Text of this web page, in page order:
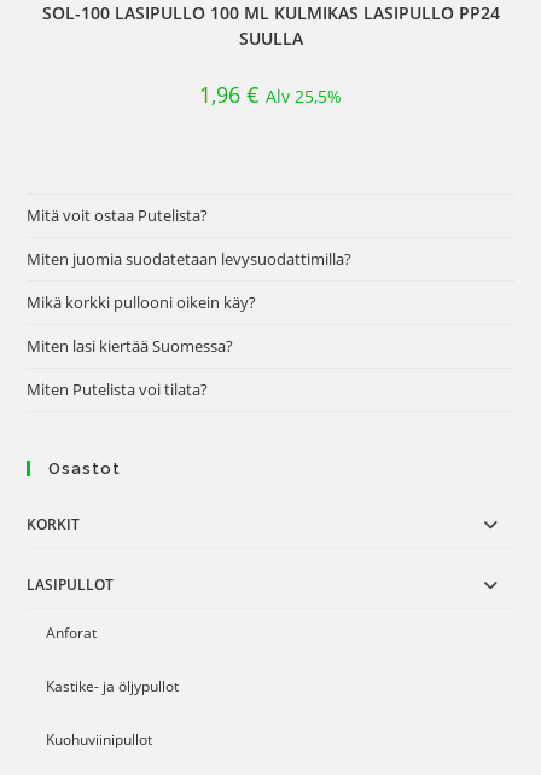
SOL-100 LASIPULLO 100 ML KULMIKAS LASIPULLO PP24
SUULLA
1,96 € Alv 25,5%
Mitä voit ostaa Putelista?
Miten juomia suodatetaan levysuodattimilla?
Mikä korkki pullooni oikein käy?
Miten lasi kiertää Suomessa?
Miten Putelista voi tilata?
Osastot
KORKIT
LASIPULLOT
Anforat
Kastike- ja öljypullot
Kuohuviinipullot